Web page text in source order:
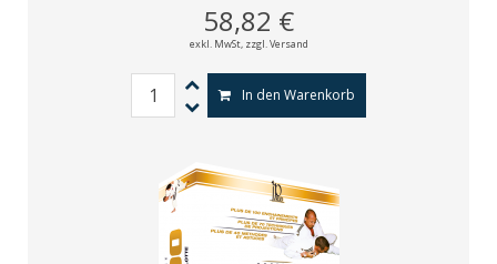
58,82 €
exkl. MwSt, zzgl. Versand
In den Warenkorb